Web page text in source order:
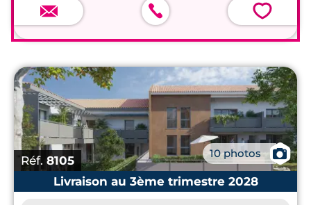
💗
Réf. 8105 10 photos
📷
Livraison au 3ème trimestre 2028